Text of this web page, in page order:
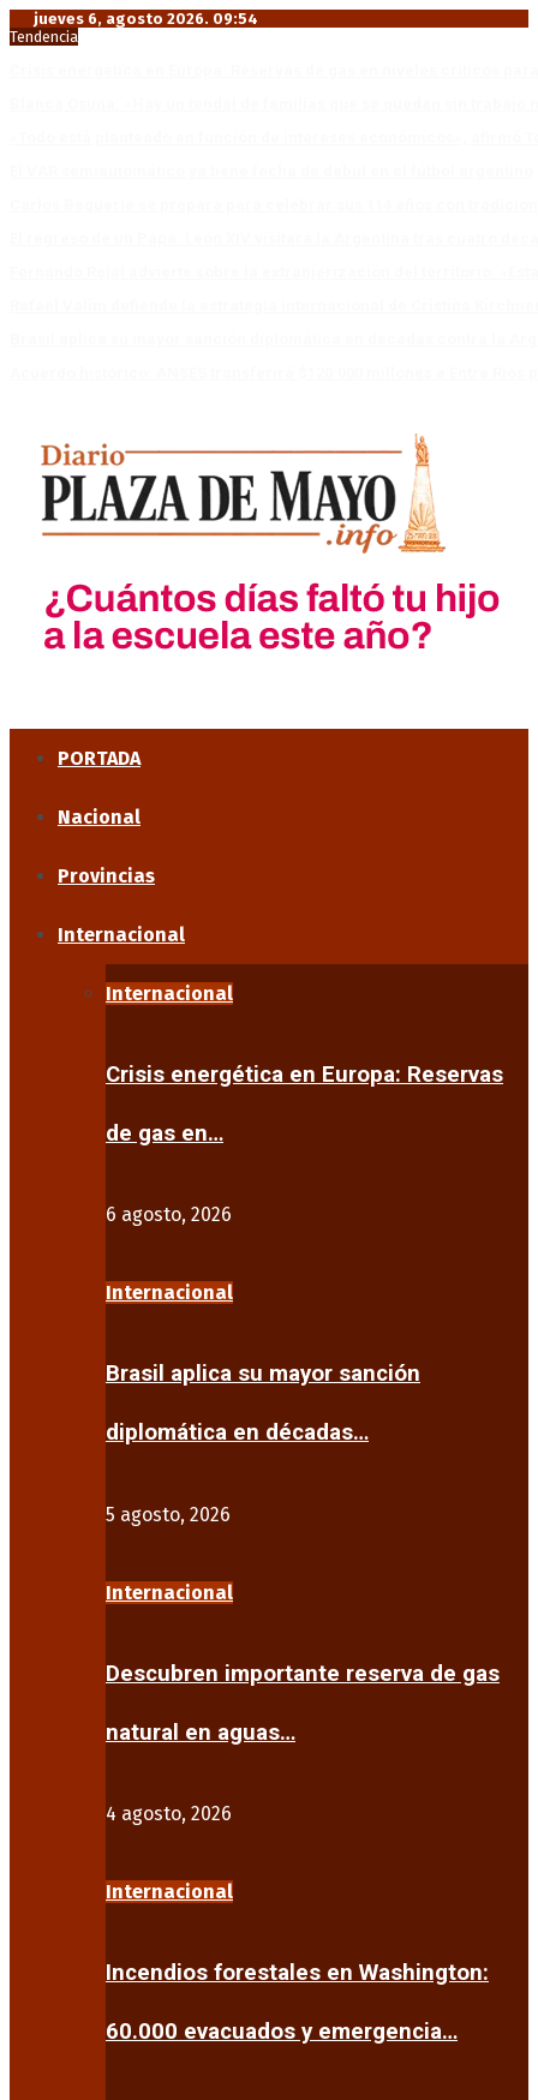
jueves 6, agosto 2026. 09:54
Tendencia
PORTADA
Nacional
Provincias
Internacional
Internacional
Crisis energética en Europa: Reservas
de gas en…
6 agosto, 2026
Internacional
Brasil aplica su mayor sanción
diplomática en décadas…
5 agosto, 2026
Internacional
Descubren importante reserva de gas
natural en aguas…
4 agosto, 2026
Internacional
Incendios forestales en Washington:
60.000 evacuados y emergencia…